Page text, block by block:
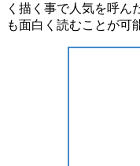
く描く事で人気を呼ん
も面白く読むことが可